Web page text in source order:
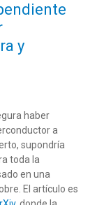
y
haber
a
supondría
toda la
en una
El artículo es